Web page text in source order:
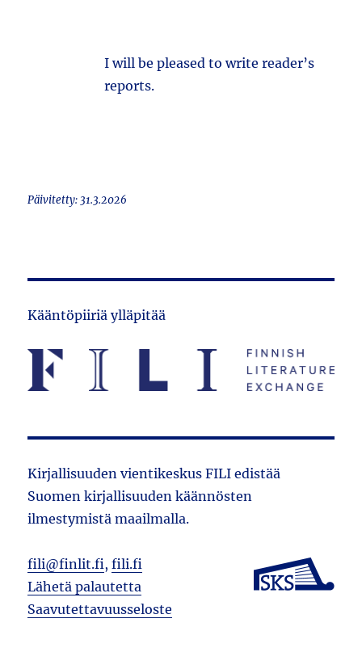
I will be pleased to write reader’s
reports.
Päivitetty: 31.3.2026
Kääntöpiiriä ylläpitää
Kirjallisuuden vientikeskus FILI edistää
Suomen kirjallisuuden käännösten
ilmestymistä maailmalla.
fili@finlit.fi,fili.fi
Lähetä palautetta
Saavutettavuusseloste